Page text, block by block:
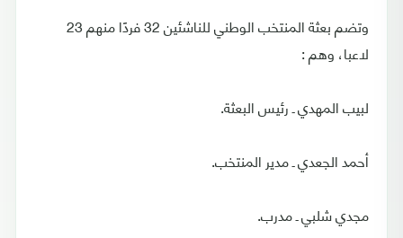
وتضم بعثة المنتخب الوطني للناشئين 32 فردًا منهم 23
لاعبا، وهم :
لبيب المهدي ـ رئيس البعثة.
أحمد الجعدي ـ مدير المنتخب.
مجدي شلبي ـ مدرب.